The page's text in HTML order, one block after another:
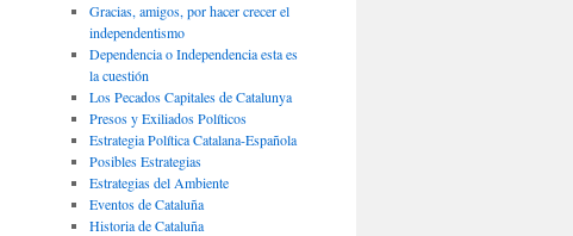
Gracias, amigos, por hacer crecer el
independentismo
Dependencia o Independencia esta es
la cuestión
Los Pecados Capitales de Catalunya
Presos y Exiliados Políticos
Estrategia Política Catalana-Española
Posibles Estrategias
Estrategias del Ambiente
Eventos de Cataluña
Historia de Cataluña